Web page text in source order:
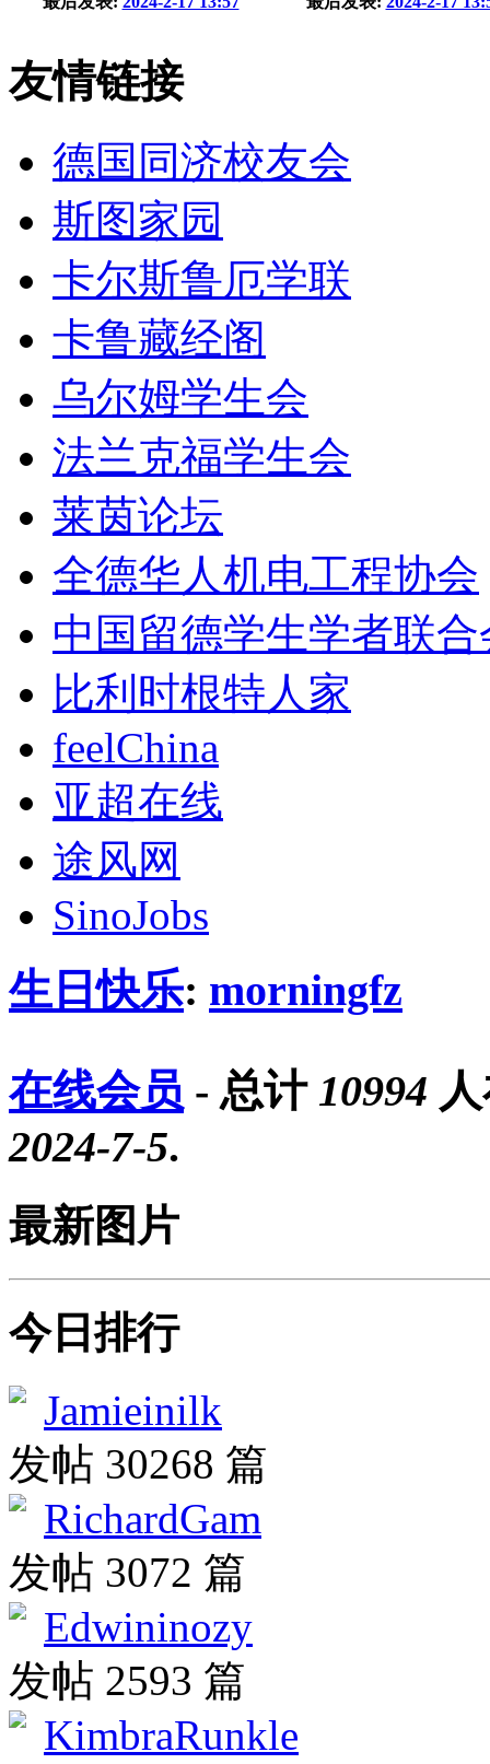
友情链接
德国同济校友会
斯图家园
卡尔斯鲁厄学联
卡鲁藏经阁
乌尔姆学生会
法兰克福学生会
莱茵论坛
全德华人机电工程协会
中国留德学生学者联合
比利时根特人家
feelChina
亚超在线
途风网
SinoJobs
生日快乐: morningfz
在线会员 - 总计 10994
2024-7-5.
最新图片
今日排行
Jamieinilk
发帖 30268 篇
RichardGam
发帖 3072 篇
Edwininozy
发帖 2593 篇
KimbraRunkle